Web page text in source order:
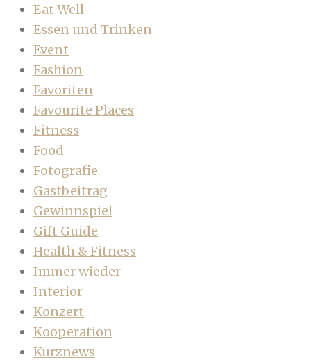
Eat Well
Essen und Trinken
Event
Fashion
Favoriten
Favourite Places
Fitness
Food
Fotografie
Gastbeitrag
Gewinnspiel
Gift Guide
Health & Fitness
Immer wieder
Interior
Konzert
Kooperation
Kurznews